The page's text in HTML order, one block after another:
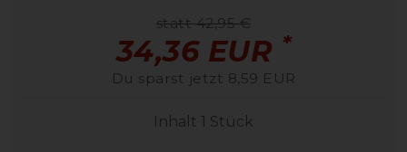
statt 42,95 €
34,36 EUR *
Du sparst jetzt 8,59 EUR
Inhalt 1 Stück